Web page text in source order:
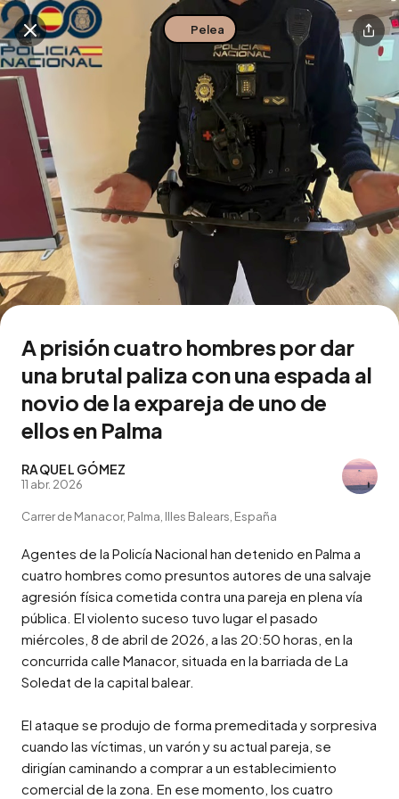
Buscar en esta zona
Pelea
A prisión cuatro hombres por dar
una brutal paliza con una espada al
novio de la expareja de uno de
ellos en Palma
RAQUEL GÓMEZ
11 abr. 2026
Carrer de Manacor, Palma, Illes Balears, España
Agentes de la Policía Nacional han detenido en Palma a
cuatro hombres como presuntos autores de una salvaje
agresión física cometida contra una pareja en plena vía
pública. El violento suceso tuvo lugar el pasado
miércoles, 8 de abril de 2026, a las 20:50 horas, en la
concurrida calle Manacor, situada en la barriada de La
Soledat de la capital balear.
El ataque se produjo de forma premeditada y sorpresiva
cuando las víctimas, un varón y su actual pareja, se
dirigían caminando a comprar a un establecimiento
comercial de la zona. En ese momento, los cuatro